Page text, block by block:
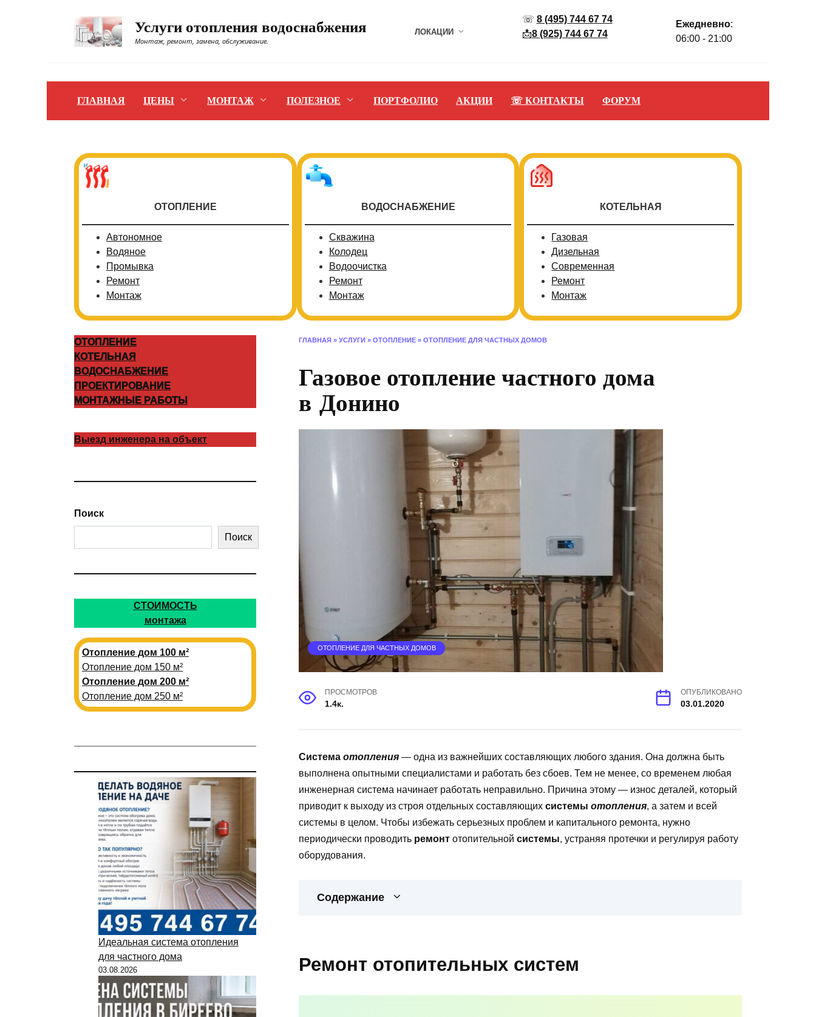
Услуги отопления водоснабжения
Монтаж, ремонт, замена, обслуживание.
ЛОКАЦИИ
☏ 8 (495) 744 67 74
📩8 (925) 744 67 74
Ежедневно:
06:00 - 21:00
ГЛАВНАЯ ЦЕНЫ МОНТАЖ ПОЛЕЗНОЕ ПОРТФОЛИО АКЦИИ ☏ КОНТАКТЫ ФОРУМ
ОТОПЛЕНИЕ
Автономное
Водяное
Промывка
Ремонт
Монтаж
ВОДОСНАБЖЕНИЕ
Скважина
Колодец
Водоочистка
Ремонт
Монтаж
КОТЕЛЬНАЯ
Газовая
Дизельная
Современная
Ремонт
Монтаж
ГЛАВНАЯ » УСЛУГИ » ОТОПЛЕНИЕ » ОТОПЛЕНИЕ ДЛЯ ЧАСТНЫХ ДОМОВ
Газовое отопление частного дома
в Донино
ОТОПЛЕНИЕ ДЛЯ ЧАСТНЫХ ДОМОВ
ПРОСМОТРОВ
1.4к.
ОПУБЛИКОВАНО
03.01.2020
Система отопления — одна из важнейших составляющих любого здания. Она должна быть
выполнена опытными специалистами и работать без сбоев. Тем не менее, со временем любая
инженерная система начинает работать неправильно. Причина этому — износ деталей, который
приводит к выходу из строя отдельных составляющих системы отопления, а затем и всей
системы в целом. Чтобы избежать серьезных проблем и капитального ремонта, нужно
периодически проводить ремонт отопительной системы, устраняя протечки и регулируя работу
оборудования.
Содержание
Ремонт отопительных систем
ОТОПЛЕНИЕ
КОТЕЛЬНАЯ
ВОДОСНАБЖЕНИЕ
ПРОЕКТИРОВАНИЕ
МОНТАЖНЫЕ РАБОТЫ
Выезд инженера на объект
Поиск
Поиск
СТОИМОСТЬ
монтажа
Отопление дом 100 м²
Отопление дом 150 м²
Отопление дом 200 м²
Отопление дом 250 м²
Идеальная система отопления
для частного дома
03.08.2026